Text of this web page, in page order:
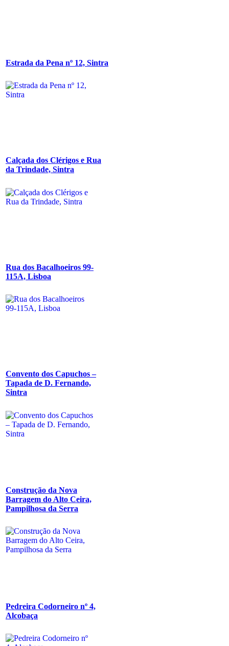
Estrada da Pena nº 12, Sintra
Calçada dos Clérigos e Rua
da Trindade, Sintra
Rua dos Bacalhoeiros 99-
115A, Lisboa
Convento dos Capuchos –
Tapada de D. Fernando,
Sintra
Construção da Nova
Barragem do Alto Ceira,
Pampilhosa da Serra
Pedreira Codorneiro nº 4,
Alcobaça